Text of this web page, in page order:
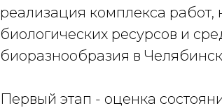
реализация комплекса
биологических ресурсов и
биоразнообразия в
Первый этап - оценка